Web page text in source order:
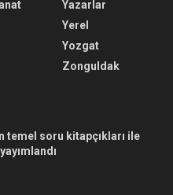
Yazarlar
Yerel
Yozgat
Zonguldak
temel soru kitapçıkları ile